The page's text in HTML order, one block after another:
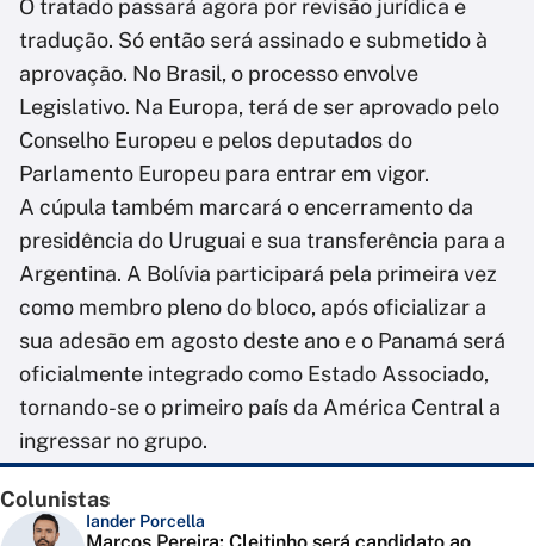
O tratado passará agora por revisão jurídica e
tradução. Só então será assinado e submetido à
aprovação. No Brasil, o processo envolve
Legislativo. Na Europa, terá de ser aprovado pelo
Conselho Europeu e pelos deputados do
Parlamento Europeu para entrar em vigor.
A cúpula também marcará o encerramento da
presidência do Uruguai e sua transferência para a
Argentina. A Bolívia participará pela primeira vez
como membro pleno do bloco, após oficializar a
sua adesão em agosto deste ano e o Panamá será
oficialmente integrado como Estado Associado,
tornando-se o primeiro país da América Central a
ingressar no grupo.
Colunistas
Iander Porcella